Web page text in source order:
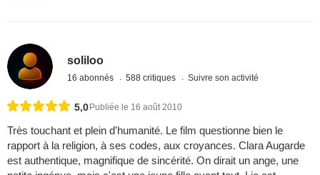
soliloo
16 abonnés 588 critiques Suivre son activité
5,0 Publiée le 16 août 2010
Très touchant et plein d'humanité. Le film questionne bien le
rapport à la religion, à ses codes, aux croyances. Clara Augarde
est authentique, magnifique de sincérité. On dirait un ange, une